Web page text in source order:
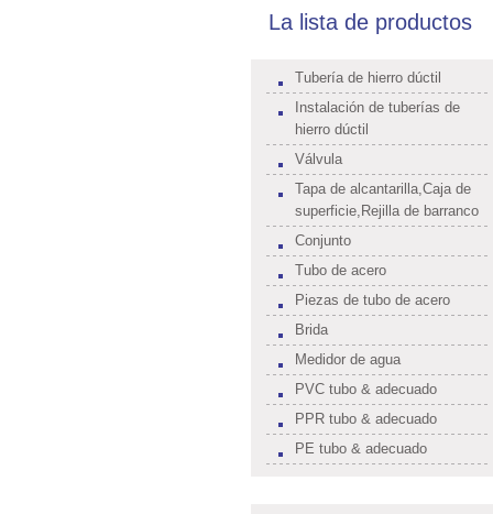
La lista de productos
Tubería de hierro dúctil
Instalación de tuberías de
hierro dúctil
Válvula
Tapa de alcantarilla,Caja de
superficie,Rejilla de barranco
Conjunto
Tubo de acero
Piezas de tubo de acero
Brida
Medidor de agua
PVC tubo & adecuado
PPR tubo & adecuado
PE tubo & adecuado